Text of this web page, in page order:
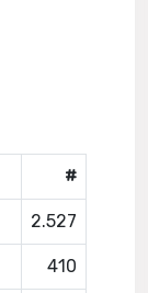
#
2.527
410